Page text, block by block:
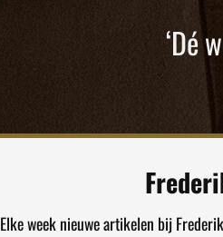
‘Dé
Elke week nieuwe artikelen bij